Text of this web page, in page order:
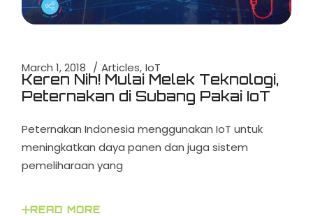
March 1, 2018 Articles IoT
Keren Nih! Mulai Melek Teknologi,
Peternakan di Subang Pakai IoT
Peternakan Indonesia menggunakan IoT untuk
meningkatkan daya panen dan juga sistem
pemeliharaan yang
READ MORE